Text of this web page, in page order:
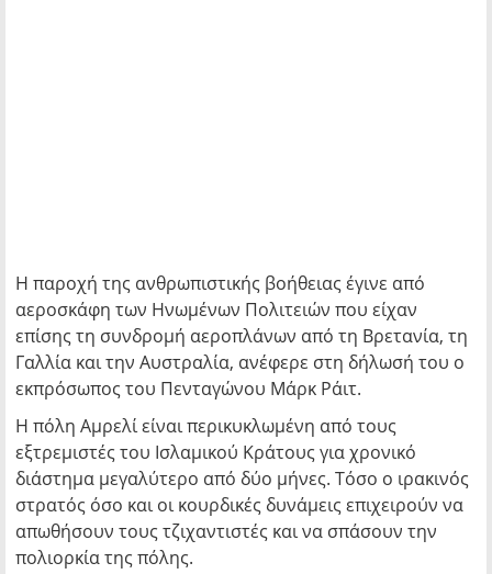
Η παροχή της ανθρωπιστικής βοήθειας έγινε από
αεροσκάφη των Ηνωμένων Πολιτειών που είχαν
επίσης τη συνδρομή αεροπλάνων από τη Βρετανία, τη
Γαλλία και την Αυστραλία, ανέφερε στη δήλωσή του ο
εκπρόσωπος του Πενταγώνου Μάρκ Ράιτ.
Η πόλη Αμρελί είναι περικυκλωμένη από τους
εξτρεμιστές του Ισλαμικού Κράτους για χρονικό
διάστημα μεγαλύτερο από δύο μήνες. Τόσο ο ιρακινός
στρατός όσο και οι κουρδικές δυνάμεις επιχειρούν να
απωθήσουν τους τζιχαντιστές και να σπάσουν την
πολιορκία της πόλης.